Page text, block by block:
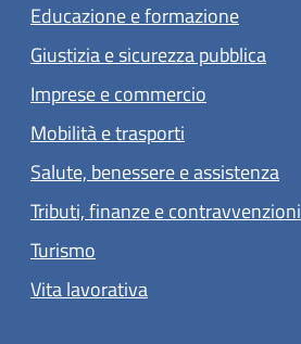
Educazione e formazione
Giustizia e sicurezza pubblica
Imprese e commercio
Mobilità e trasporti
Salute, benessere e assistenza
Tributi, finanze e contravvenzioni
Turismo
Vita lavorativa